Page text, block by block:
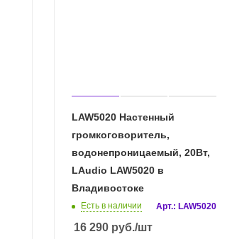
LAW5020 Настенный
громкоговоритель,
водонепроницаемый, 20Вт,
LAudio LAW5020 в
Владивостоке
Есть в наличии Арт.: LAW5020
16 290 руб./шт